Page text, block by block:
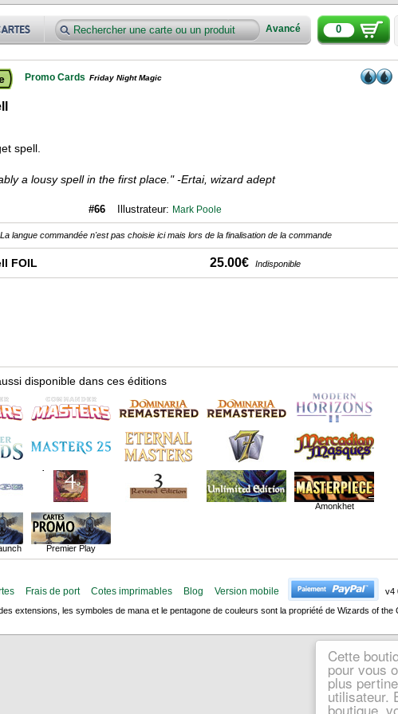
Cette
pour vous
plus
utilisateur.
boutique,
Avancé 0
Promo Cards Friday Night Magic
spell.
a lousy spell in the first place." -Ertai, wizard adept
#66 Illustrateur: Mark Poole
La langue commandée n'est pas choisie ici mais lors de la finalisation de la commande
FOIL 25.00€ Indisponible
disponible dans ces éditions
Amonkhet
Premier Play
Frais de port Cotes imprimables Blog Version mobile
v4
extensions, les symboles de mana et le pentagone de couleurs sont la propriété de Wizards of the